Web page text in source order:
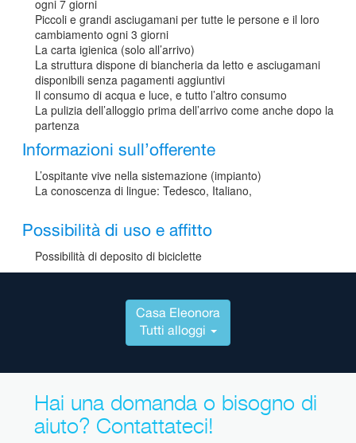
ogni 7 giorni
Piccoli e grandi asciugamani per tutte le persone e il loro
cambiamento ogni 3 giorni
La carta igienica (solo all’arrivo)
La struttura dispone di biancheria da letto e asciugamani
disponibili senza pagamenti aggiuntivi
Il consumo di acqua e luce, e tutto l’altro consumo
La pulizia dell’alloggio prima dell’arrivo come anche dopo la
partenza
Informazioni sull’offerente
L’ospitante vive nella sistemazione (impianto)
La conoscenza di lingue: Tedesco, Italiano,
Possibilità di uso e affitto
Possibilità di deposito di biciclette
Casa Eleonora
Tutti alloggi
Hai una domanda o bisogno di
aiuto? Contattateci!